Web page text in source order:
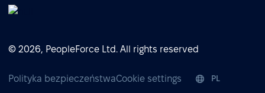
© 2026, PeopleForce Ltd. All rights reserved
Polityka bezpieczeństwaCookie settings PL